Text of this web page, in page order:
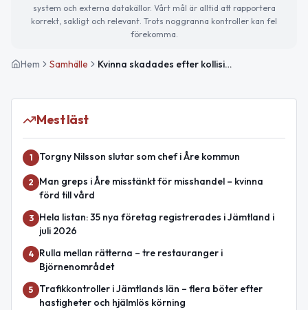
system och externa datakällor. Vårt mål är alltid att rapportera
korrekt, sakligt och relevant. Trots noggranna kontroller kan fel
förekomma.
Hem Samhälle Kvinna skadades efter kollision med hundspann nära Åre
Mest läst
1 Torgny Nilsson slutar som chef i Åre kommun
2
Man greps i Åre misstänkt för misshandel – kvinna
förd till vård
3
Hela listan: 35 nya företag registrerades i Jämtland i
juli 2026
4
Rulla mellan rätterna – tre restauranger i
Björnenområdet
5
Trafikkontroller i Jämtlands län – flera böter efter
hastigheter och hjälmlös körning